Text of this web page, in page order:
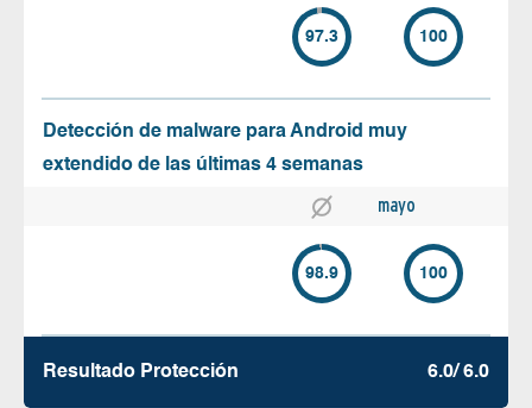
97.3 100
Detección de malware para Android muy
extendido de las últimas 4 semanas
mayo
98.9 100
Resultado Protección 6.0/ 6.0